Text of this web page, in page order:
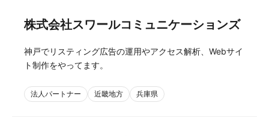
株式会社スワールコミュニケーションズ
神戸でリスティング広告の運用やアクセス解析、Webサイ
ト制作をやってます。
法人パートナー 近畿地方 兵庫県